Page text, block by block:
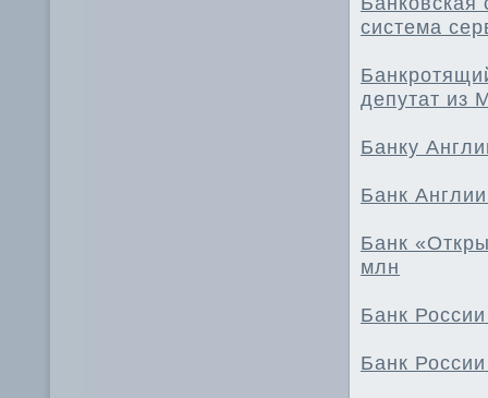
система
депутат из
Банку
Банк
Банк
млн
Банк
Банк